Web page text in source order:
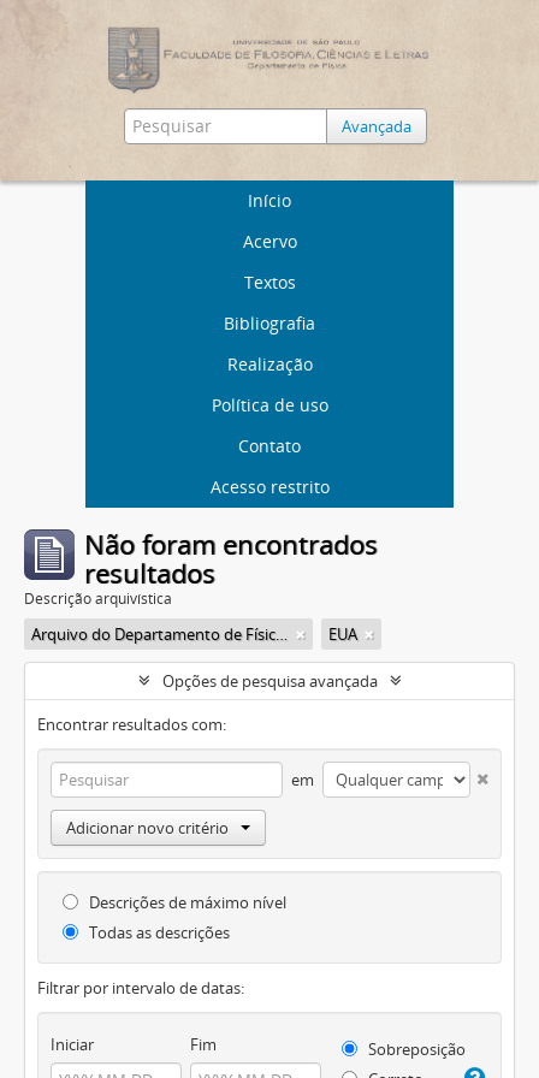
Avançada
Início
Acervo
Textos
Bibliografia
Realização
Política de uso
Contato
Acesso restrito
Não foram encontrados
resultados
Descrição arquivística
Arquivo do Departamento de Física da Faculdade de Filosofia (FFLC) EUA
Opções de pesquisa avançada
Encontrar resultados com:
em
Adicionar novo critério
Descrições de máximo nível
Todas as descrições
Filtrar por intervalo de datas:
Iniciar Fim
Sobreposição